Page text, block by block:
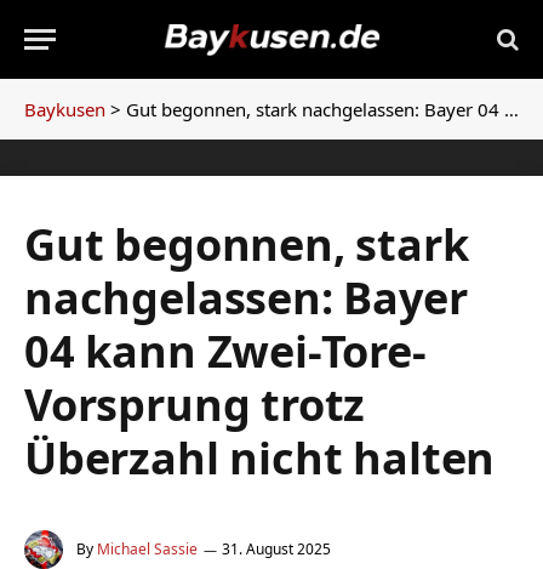
Baykusen > Gut begonnen, stark nachgelassen: Bayer 04 kann Zwei-Tore-Vorsprung trotz Überzahl nicht halten
Gut begonnen, stark
nachgelassen: Bayer
04 kann Zwei-Tore-
Vorsprung trotz
Überzahl nicht halten
By Michael Sassie 31. August 2025